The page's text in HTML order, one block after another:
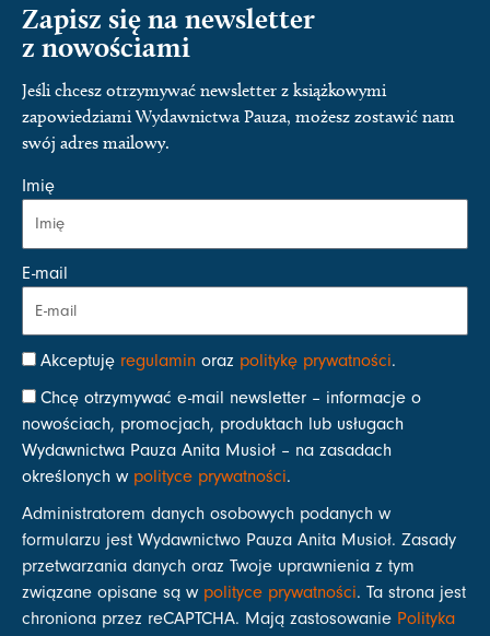
Zapisz się na newsletter
z nowościami
Jeśli chcesz otrzymywać newsletter z książkowymi
zapowiedziami Wydawnictwa Pauza, możesz zostawić nam
swój adres mailowy.
Imię
E-mail
Akceptuję regulamin oraz politykę prywatności.
Chcę otrzymywać e-mail newsletter – informacje o
nowościach, promocjach, produktach lub usługach
Wydawnictwa Pauza Anita Musioł – na zasadach
określonych w polityce prywatności.
Administratorem danych osobowych podanych w
formularzu jest Wydawnictwo Pauza Anita Musioł. Zasady
przetwarzania danych oraz Twoje uprawnienia z tym
związane opisane są w polityce prywatności. Ta strona jest
chroniona przez reCAPTCHA. Mają zastosowanie Polityka